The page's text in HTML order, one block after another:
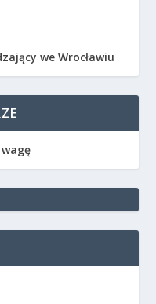
we Wrocławiu